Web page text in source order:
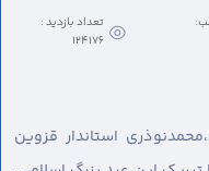
تعداد بازدید :
124176
محمدنوذری استاندار قزوین